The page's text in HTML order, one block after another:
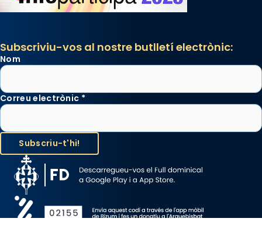
Subscriviu-vos al nostre butlletí electrònic:
Nom
Correu electrònic *